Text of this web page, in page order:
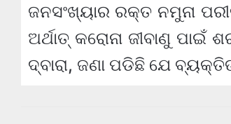
ଜନସଂଖ୍ୟାର ରକ୍ତ ନମୁନା
ଅର୍ଥାତ୍ କରୋନା ଜୀବାଣୁ
ଦ୍ବାରା, ଜଣା ପଡିଛି ଯେ